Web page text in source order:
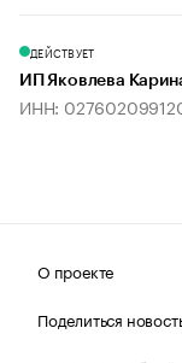
ДЕЙСТВУЕТ
ИП Яковлева
ИНН:
О проекте
Поделиться